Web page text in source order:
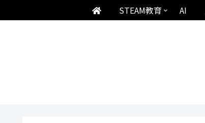
STEAM教育 AI